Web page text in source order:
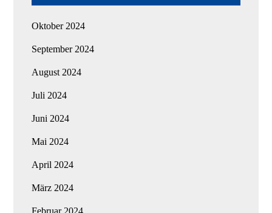
Oktober 2024
September 2024
August 2024
Juli 2024
Juni 2024
Mai 2024
April 2024
März 2024
Februar 2024